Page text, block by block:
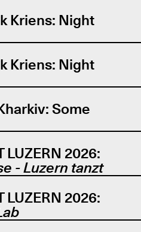
Kriens: Night
Kriens: Night
Some
LUZERN 2026:
- Luzern tanzt
LUZERN 2026: